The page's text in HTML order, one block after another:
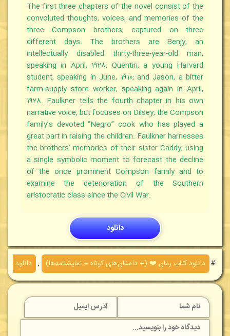
The first three chapters of the novel consist of the
convoluted thoughts, voices, and memories of the
three Compson brothers, captured on three
different days. The brothers are Benjy, an
intellectually disabled thirty-three-year-old man,
speaking in April, 1928; Quentin, a young Harvard
student, speaking in June, 1910; and Jason, a bitter
farm-supply store worker, speaking again in April,
1928. Faulkner tells the fourth chapter in his own
narrative voice, but focuses on Dilsey, the Compson
family’s devoted “Negro” cook who has played a
great part in raising the children. Faulkner harnesses
the brothers’ memories of their sister Caddy, using
a single symbolic moment to forecast the decline
of the once prominent Compson family and to
examine the deterioration of the Southern
aristocratic class since the Civil War.
دانلود
＃ دانلود کتاب رمان ❤️ (+ داستان‌های کوتاه + نمایشنامه‌ها) , دانلود